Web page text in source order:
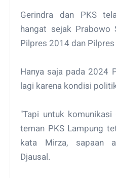
Gerindra dan PKS
hangat sejak Prabowo
Pilpres 2014 dan
Hanya saja pada 2024
lagi karena kondisi
"Tapi untuk
teman PKS Lampung
kata Mirza, sapaan
Djausal.